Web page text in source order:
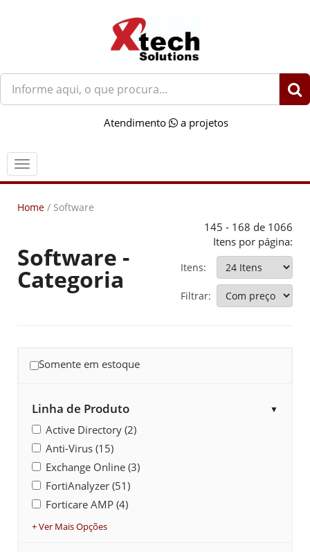
O
que
você
Atendimento a projetos
Menu
Home / Software
Software -
Categoria
145 - 168 de 1066
Itens por página:
Itens:
Filtrar:
Somente em estoque
Linha de Produto ▼
Active Directory (2)
Anti-Virus (15)
Exchange Online (3)
FortiAnalyzer (51)
Forticare AMP (4)
+ Ver Mais Opções